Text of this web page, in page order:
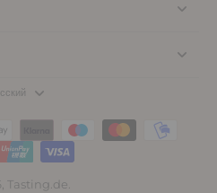
Tasting.de.